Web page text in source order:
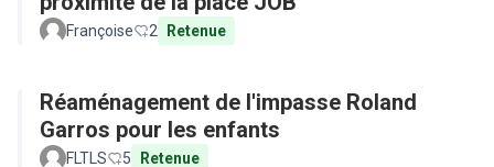
Françoise 2 Retenue
Réaménagement de l'impasse Roland
Garros pour les enfants
FLTLS 5 Retenue